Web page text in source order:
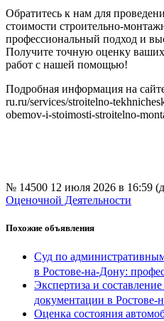
Обратитесь к нам для
стоимости строительно-
профессиональный подход и
Получите точную оценку
работ с нашей помощью!
Подробная информация на
ru.ru/services/stroitelno-
obemov-i-stoimosti-stroitelno-
№ 14500 12 июля 2026 в 16:59
Оценочной Деятельности
Похожие объявления
Суд по
в Ростове-на-Дону:
Экспертиза и
документации в Ростове-
Оценка состояния